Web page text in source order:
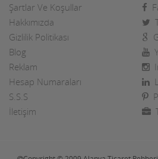
Şartlar Ve Koşullar
Hakkımızda
Gizlilik Politikası
Blog
Reklam
Hesap Numaraları
S.S.S
İletişim